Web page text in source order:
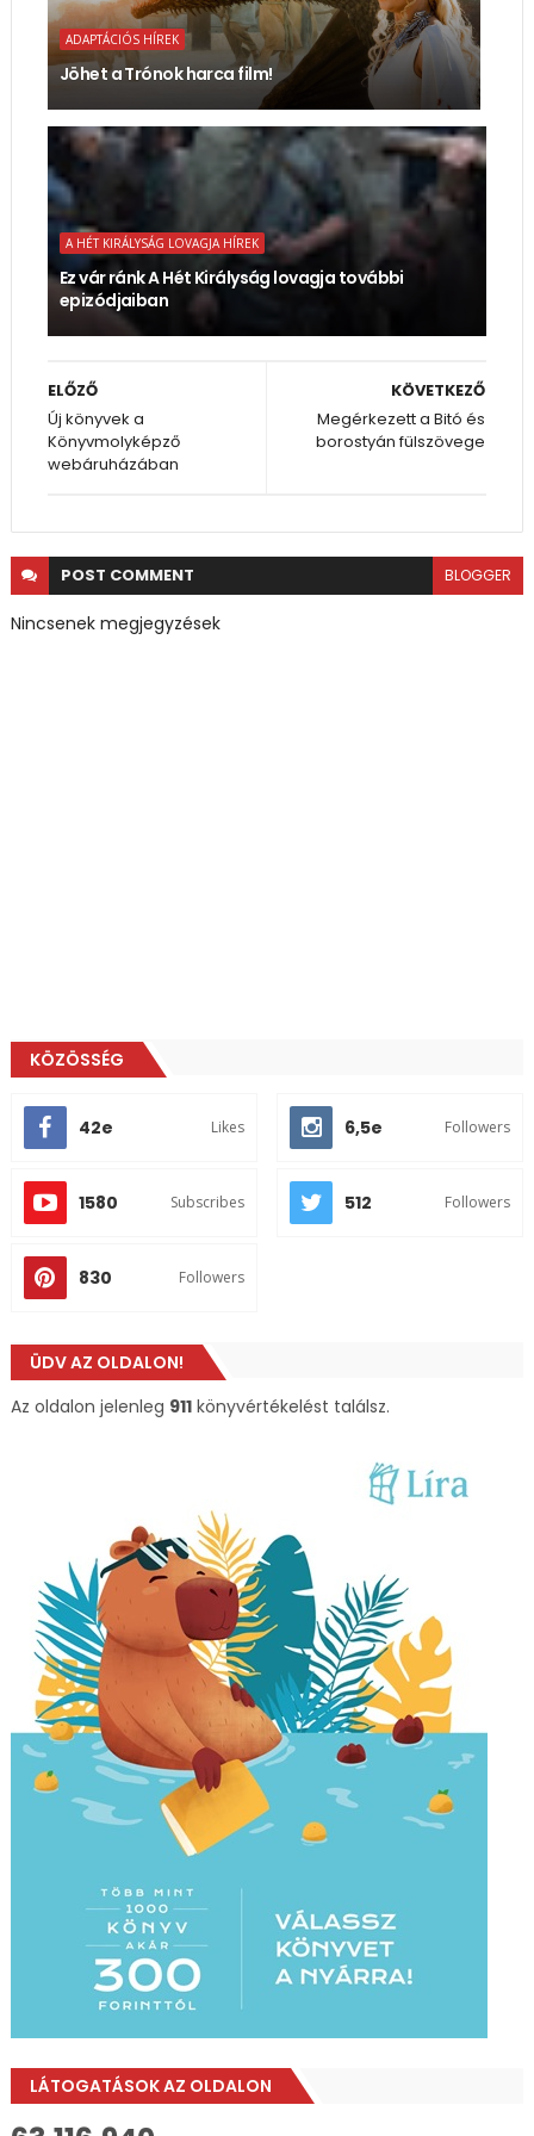
ADAPTÁCIÓS HÍREK
Jöhet a Trónok harca film!
A HÉT KIRÁLYSÁG LOVAGJA HÍREK
Ez vár ránk A Hét Királyság lovagja további
epizódjaiban
KÖVETKEZŐ
Megérkezett a Bitó és
borostyán fülszövege
ELŐZŐ
Új könyvek a
Könyvmolyképző
webáruházában
POST COMMENT BLOGGER
Nincsenek megjegyzések
KÖZÖSSÉG
42e Likes 6,5e Followers
1580 Subscribes 512 Followers
830 Followers
ÜDV AZ OLDALON!
Az oldalon jelenleg 911könyvértékelést találsz.
LÁTOGATÁSOK AZ OLDALON